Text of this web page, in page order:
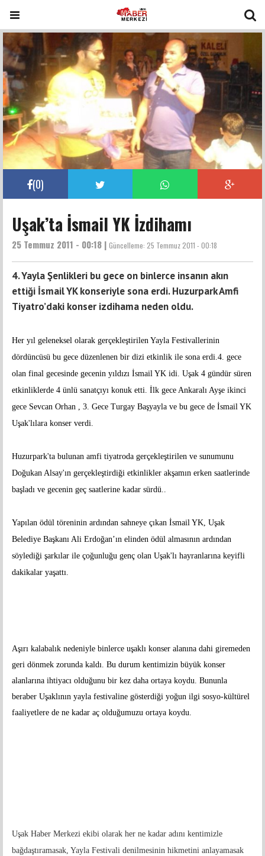
(0)
Uşak’ta İsmail YK İzdihamı
25 Temmuz 2011 - 00:18 | Güncelleme: 25 Temmuz 2011 - 00:18
4. Yayla Şenlikleri bu gece on binlerce insanın akın
ettiği İsmail YK konseriyle sona erdi. Huzurpark Amfi
Tiyatro’daki konser izdihama neden oldu.
Her yıl geleneksel olarak gerçekleştirilen Yayla Festivallerinin
dördüncüsü bu gece düzenlenen bir dizi etkinlik ile sona erdi.4. gece
olan final gecesinde gecenin yıldızı İsmail YK idi. Uşak 4 gündür süren
etkinliklerde 4 ünlü sanatçıyı konuk etti. İlk gece Ankaralı Ayşe ikinci
gece Sevcan Orhan , 3. Gece Turgay Başyayla ve bu gece de İsmail YK
Uşak'lılara konser verdi.
Huzurpark'ta bulunan amfi tiyatroda gerçekleştirilen ve sunumunu
Doğukan Alsay'ın gerçekleştirdiği etkinlikler akşamın erken saatlerinde
başladı ve gecenin geç saatlerine kadar sürdü..
Yapılan ödül töreninin ardından sahneye çıkan İsmail YK, Uşak
Belediye Başkanı Ali Erdoğan’ın elinden ödül almasının ardından
söylediği şarkılar ile çoğunluğu genç olan Uşak'lı hayranlarına keyifli
dakikalar yaşattı.
Aşırı kalabalık nedeniyle binlerce uşaklı konser alanına dahi giremeden
geri dönmek zorunda kaldı. Bu durum kentimizin büyük konser
alanlarına ihtiyacı olduğunu bir kez daha ortaya koydu. Bununla
beraber Uşaklının yayla festivaline gösterdiği yoğun ilgi sosyo-kültürel
faaliyetlere de ne kadar aç olduğumuzu ortaya koydu.
Uşak Haber Merkezi ekibi olarak her ne kadar adını kentimizle
bağdaştıramasak, Yayla Festivali denilmesinin hikmetini anlayamasak